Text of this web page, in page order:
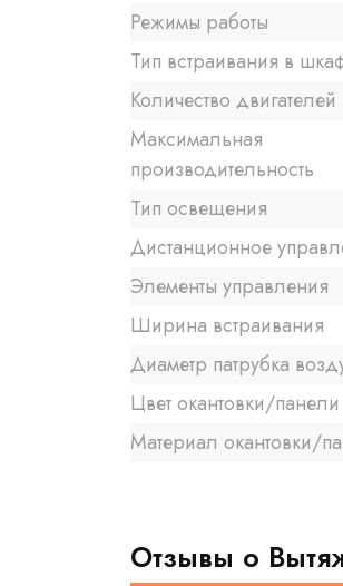
Режимы работы
Тип встраивания в
Количество двигателей
Максимальная
производительность
Тип освещения
Дистанционное
Элементы управления
Ширина встраивания
Диаметр патрубка
Цвет окантовки/панели
Материал окантовки/
Отзывы о